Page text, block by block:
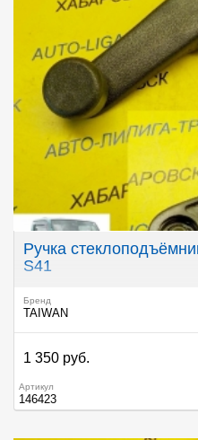
Ручка
S41
Бренд
TAIWAN
1 350 руб.
Артикул
146423